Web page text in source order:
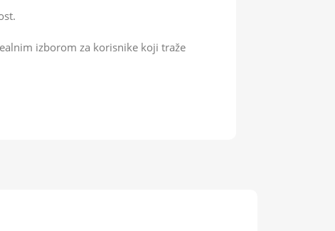
izborom za korisnike koji traže